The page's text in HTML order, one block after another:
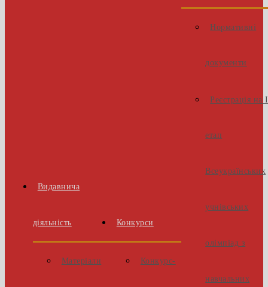
Видавнича
діяльність
Матеріали
Конкурси
Конкурс-
Нормативні
документи
Реєстрація на І
етап
Всеукраїнських
учнівських
олімпіад з
навчальних